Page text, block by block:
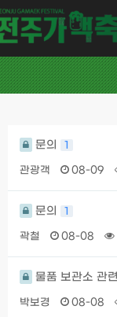
문의 1
관광객 08-09
문의 1
곽철 08-08
물품 보관소 관련
박보경 08-08